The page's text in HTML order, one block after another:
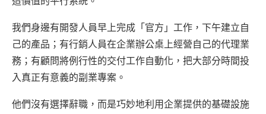
我們身邊有開發人員早上完成「官方」工作，下午建立自
己的產品；有行銷人員在企業辦公桌上經營自己的代理業
務；有顧問將例行性的交付工作自動化，把大部分時間投
入真正有意義的副業專案。
他們沒有選擇辭職，而是巧妙地利用企業提供的基礎設施